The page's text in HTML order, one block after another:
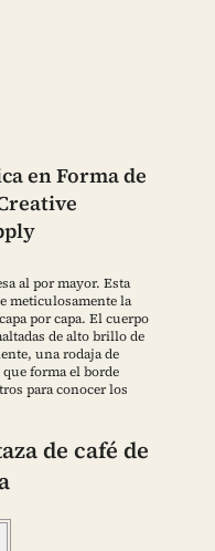
en Forma de
al por mayor. Esta
meticulosamente la
por capa. El cuerpo
de alto brillo de
una rodaja de
forma el borde
para conocer los
de café de